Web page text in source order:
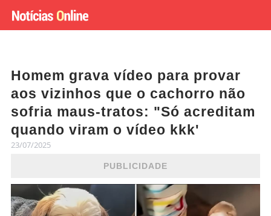
Homem grava vídeo para provar
aos vizinhos que o cachorro não
sofria maus-tratos: "Só acreditam
quando viram o vídeo kkk'
23/07/2025
PUBLICIDADE